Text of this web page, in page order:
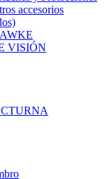
accesorios
VISIÓN